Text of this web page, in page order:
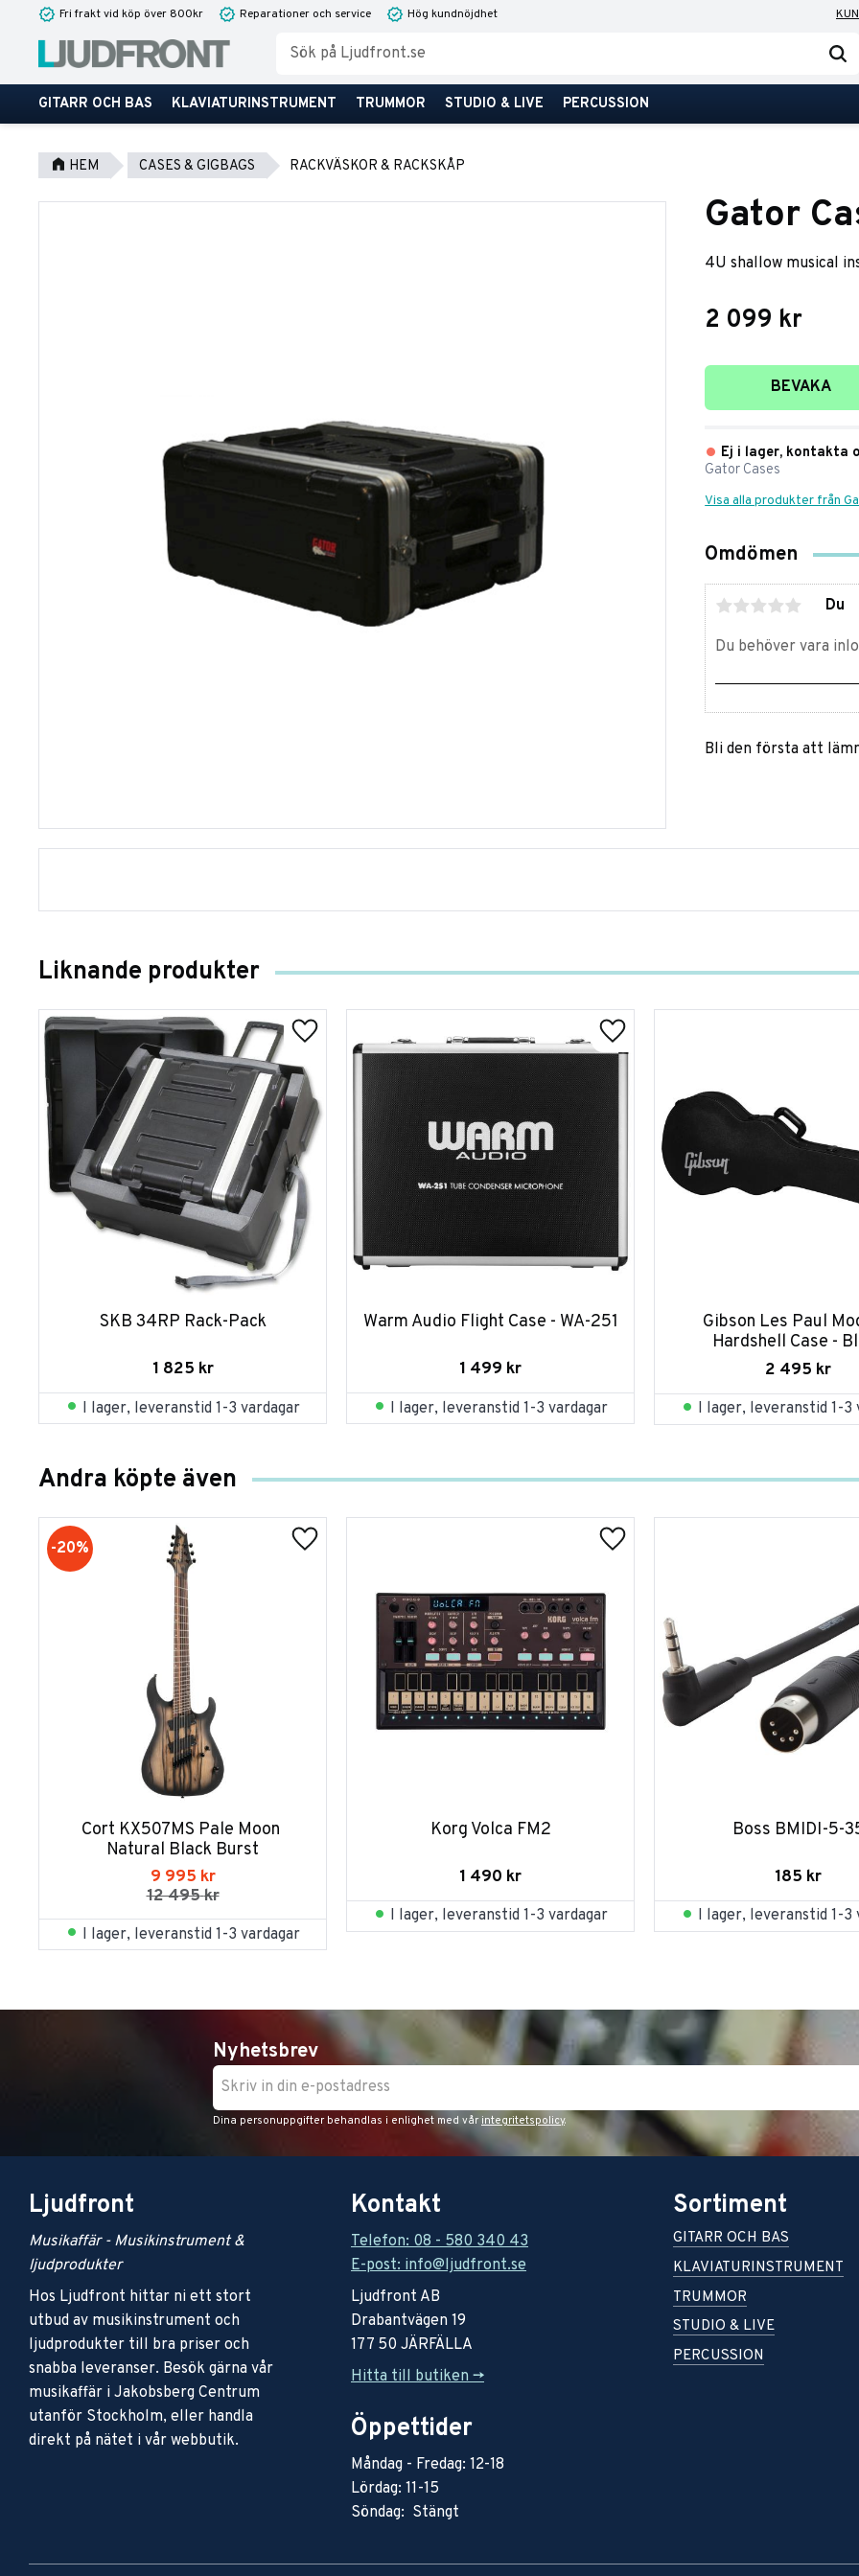
Fri frakt vid köp över 800kr Reparationer och service Hög kundnöjdhet
GITARR OCH BAS KLAVIATURINSTRUMENT TRUMMOR STUDIO & LIVE PERCUSSION
HEM CASES & GIGBAGS RACKVÄSKOR & RACKSKÅP
Gator
4U shallow musical
2 099 kr
Lägg till i
BEVAKA
Ej i lager, kontakta
Gator Cases
Visa alla produkter från
Omdömen
Du
Bli den första att
Liknande produkter
SKB 34RP Rack-Pack
1 825 kr
I lager, leveranstid 1-3 vardagar
Warm Audio Flight Case - WA-251
1 499 kr
I lager, leveranstid 1-3 vardagar
Gibson Les Paul
Hardshell Case -
2 495 kr
I lager, leveranstid 1-3
Andra köpte även
Cort KX507MS Pale Moon
Natural Black Burst
9 995 kr
12 495kr
20%
I lager, leveranstid 1-3 vardagar
Korg Volca FM2
1 490 kr
I lager, leveranstid 1-3 vardagar
Boss BMIDI-5-
185 kr
I lager, leveranstid 1-3
Nyhetsbrev
Dina personuppgifter behandlas i enlighet med vår integritetspolicy.
Ljudfront
Musikaffär - Musikinstrument &
ljudprodukter
Hos Ljudfront hittar ni ett stort
utbud av musikinstrument och
ljudprodukter till bra priser och
snabba leveranser. Besök gärna vår
musikaffär i Jakobsberg Centrum
utanför Stockholm, eller handla
direkt på nätet i vår webbutik.
Kontakt
Telefon: 08 - 580 340 43
E-post: info@ljudfront.se
Ljudfront AB
Drabantvägen 19
177 50 JÄRFÄLLA
Hitta till butiken ->
Öppettider
Måndag - Fredag: 12-18
Lördag: 11-15
Söndag: Stängt
Sortiment
GITARR OCH BAS
KLAVIATURINSTRUMENT
TRUMMOR
STUDIO & LIVE
PERCUSSION